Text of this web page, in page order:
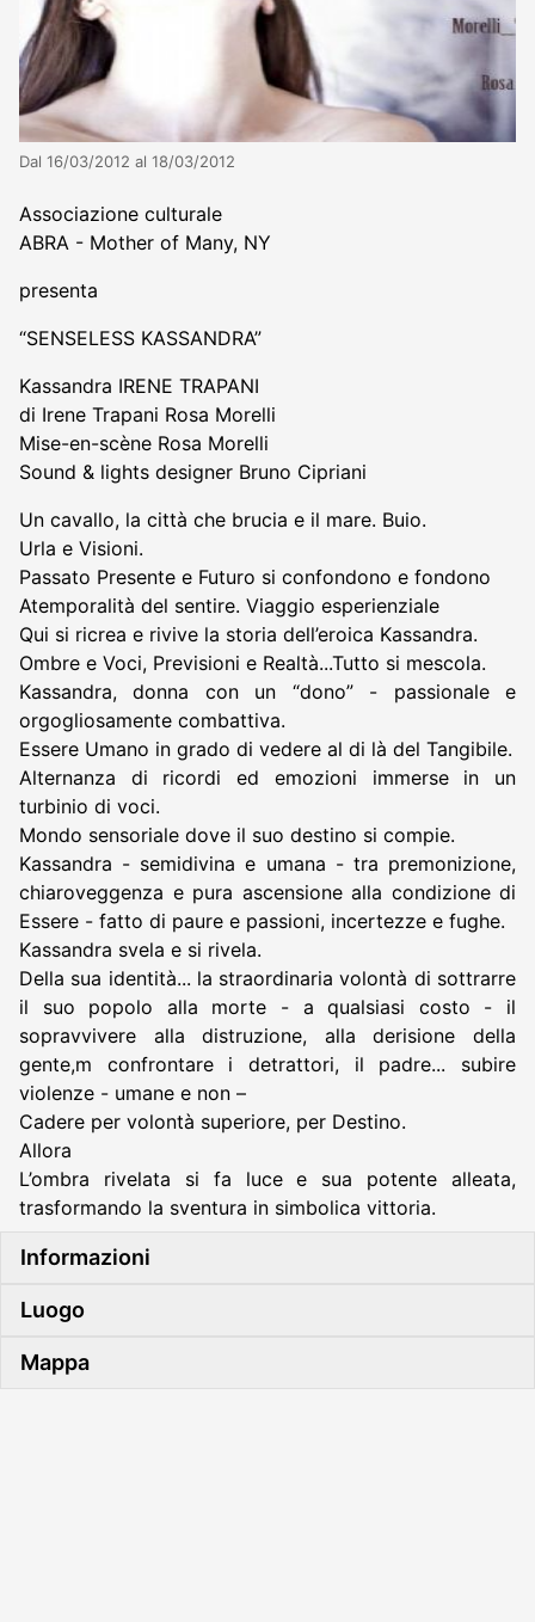
Dal 16/03/2012 al 18/03/2012
Associazione culturale
ABRA - Mother of Many, NY
presenta
“SENSELESS KASSANDRA”
Kassandra IRENE TRAPANI
di Irene Trapani Rosa Morelli
Mise-en-scène Rosa Morelli
Sound & lights designer Bruno Cipriani
Un cavallo, la città che brucia e il mare. Buio.
Urla e Visioni.
Passato Presente e Futuro si confondono e fondono
Atemporalità del sentire. Viaggio esperienziale
Qui si ricrea e rivive la storia dell’eroica Kassandra.
Ombre e Voci, Previsioni e Realtà...Tutto si mescola.
Kassandra, donna con un “dono” - passionale e
orgogliosamente combattiva.
Essere Umano in grado di vedere al di là del Tangibile.
Alternanza di ricordi ed emozioni immerse in un
turbinio di voci.
Mondo sensoriale dove il suo destino si compie.
Kassandra - semidivina e umana - tra premonizione,
chiaroveggenza e pura ascensione alla condizione di
Essere - fatto di paure e passioni, incertezze e fughe.
Kassandra svela e si rivela.
Della sua identità... la straordinaria volontà di sottrarre
il suo popolo alla morte - a qualsiasi costo - il
sopravvivere alla distruzione, alla derisione della
gente,m confrontare i detrattori, il padre... subire
violenze - umane e non –
Cadere per volontà superiore, per Destino.
Allora
L’ombra rivelata si fa luce e sua potente alleata,
trasformando la sventura in simbolica vittoria.
Informazioni
Luogo
Mappa